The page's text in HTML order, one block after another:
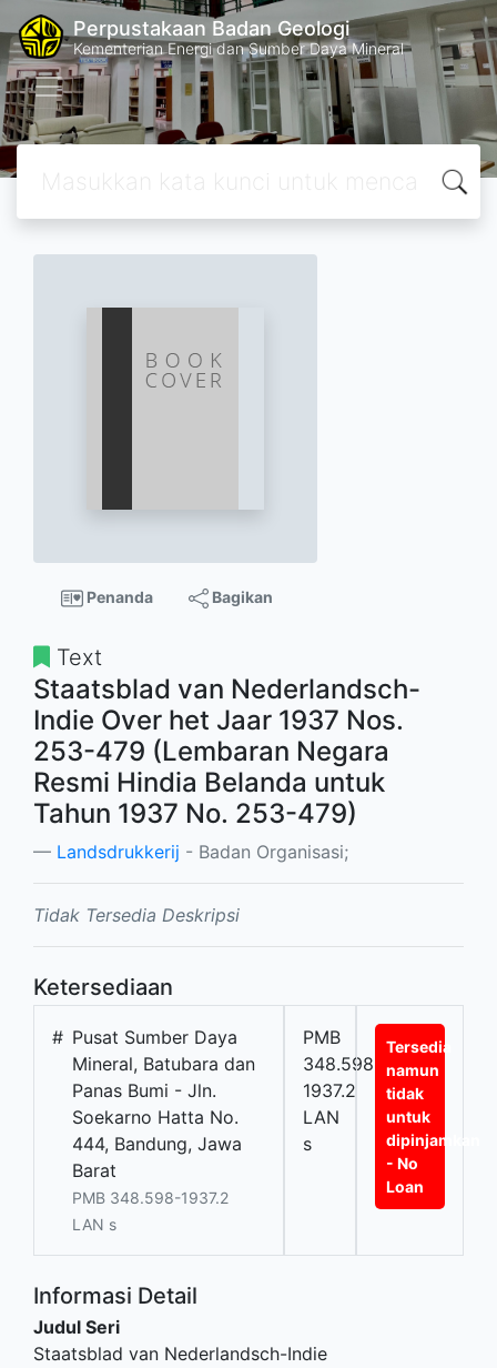
Perpustakaan Badan Geologi
Kementerian Energi dan Sumber Daya Mineral
Penanda Bagikan
Text
Staatsblad van Nederlandsch-
Indie Over het Jaar 1937 Nos.
253-479 (Lembaran Negara
Resmi Hindia Belanda untuk
Tahun 1937 No. 253-479)
Landsdrukkerij - Badan Organisasi;
Tidak Tersedia Deskripsi
Ketersediaan
# Pusat Sumber Daya
Mineral, Batubara dan
Panas Bumi - Jln.
Soekarno Hatta No.
444, Bandung, Jawa
Barat
PMB 348.598-1937.2
LAN s
PMB
348.598-
1937.2
LAN
s
Tersedia
namun
tidak
untuk
dipinjamkan
- No
Loan
Informasi Detail
Judul Seri
Staatsblad van Nederlandsch-Indie